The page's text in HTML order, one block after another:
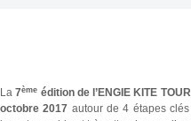
La7ème édition de l’ENGIE KITE TOUR
octobre 2017 autour de 4 étapes